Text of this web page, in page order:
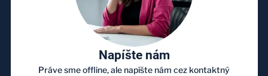
Napíšte nám
Práve sme offline, ale napíšte nám cez kontaktný